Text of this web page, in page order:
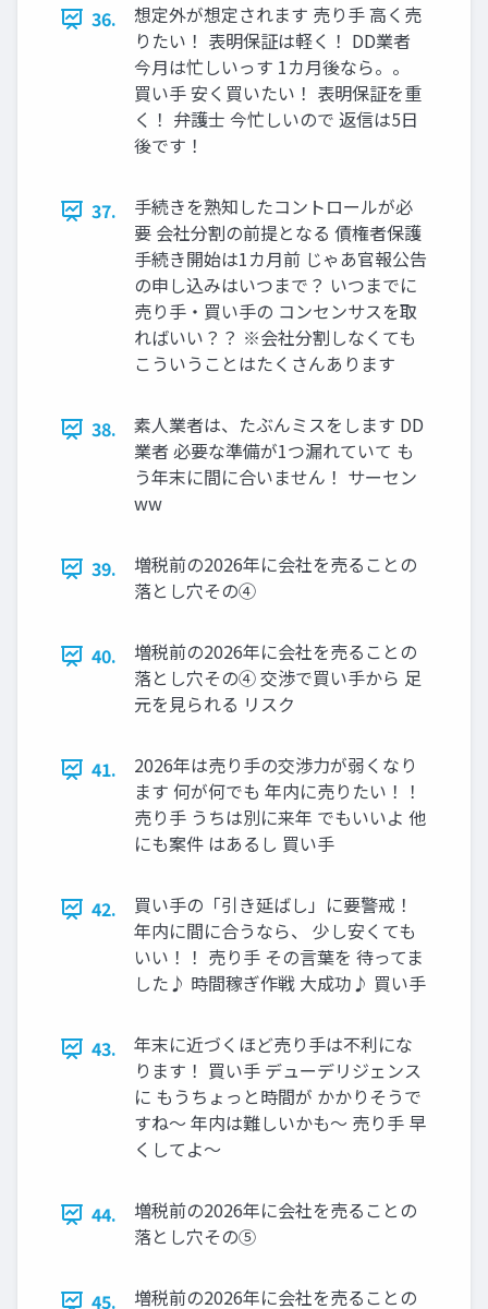
36.
想定外が想定されます 売り手 高く売
りたい！ 表明保証は軽く！ DD業者
今月は忙しいっす 1カ月後なら。。
買い手 安く買いたい！ 表明保証を重
く！ 弁護士 今忙しいので 返信は5日
後です！
37.
手続きを熟知したコントロールが必
要 会社分割の前提となる 債権者保護
手続き開始は1カ月前 じゃあ官報公告
の申し込みはいつまで？ いつまでに
売り手・買い手の コンセンサスを取
ればいい？？ ※会社分割しなくても
こういうことはたくさんあります
38.
素人業者は、たぶんミスをします DD
業者 必要な準備が1つ漏れていて も
う年末に間に合いません！ サーセン
ww
39.
増税前の2026年に会社を売ることの
落とし穴その④
40.
増税前の2026年に会社を売ることの
落とし穴その④ 交渉で買い手から 足
元を見られる リスク
41.
2026年は売り手の交渉力が弱くなり
ます 何が何でも 年内に売りたい！！
売り手 うちは別に来年 でもいいよ 他
にも案件 はあるし 買い手
42.
買い手の「引き延ばし」に要警戒！
年内に間に合うなら、 少し安くても
いい！！ 売り手 その言葉を 待ってま
した♪ 時間稼ぎ作戦 大成功♪ 買い手
43.
年末に近づくほど売り手は不利にな
ります！ 買い手 デューデリジェンス
に もうちょっと時間が かかりそうで
すね〜 年内は難しいかも〜 売り手 早
くしてよ〜
44.
増税前の2026年に会社を売ることの
落とし穴その⑤
45. 増税前の2026年に会社を売ることの